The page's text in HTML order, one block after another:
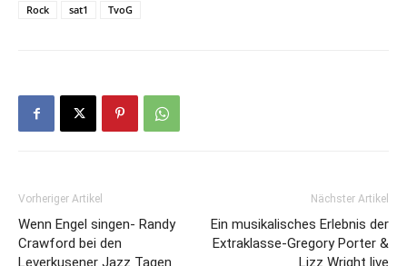
Rock
sat1 TvoG
Vorheriger Artikel
Wenn Engel singen- Randy
Crawford bei den
Leverkusener Jazz Tagen
Nächster Artikel
Ein musikalisches Erlebnis der
Extraklasse-Gregory Porter &
Lizz Wright live